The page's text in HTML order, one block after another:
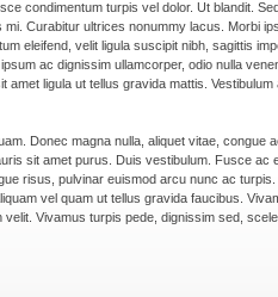
condimentum turpis vel dolor. Ut blandit.
Curabitur ultrices nonummy lacus. Morbi
eleifend, velit ligula suscipit nibh, sagittis
ac dignissim ullamcorper, odio nulla
amet ligula ut tellus gravida mattis.
Donec magna nulla, aliquet vitae,
sit amet purus. Duis vestibulum. Fusce ac
risus, pulvinar euismod arcu nunc ac
vel quam ut tellus gravida faucibus.
Vivamus turpis pede, dignissim sed,